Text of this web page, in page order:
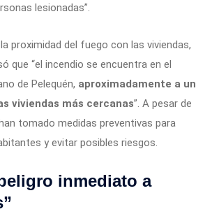
lesionadas”.
proximidad del fuego con las viviendas,
que “el incendio se encuentra en el
de Pelequén, aproximadamente a un
viviendas más cercanas”. A pesar de
tomado medidas preventivas para
y evitar posibles riesgos.
inmediato a